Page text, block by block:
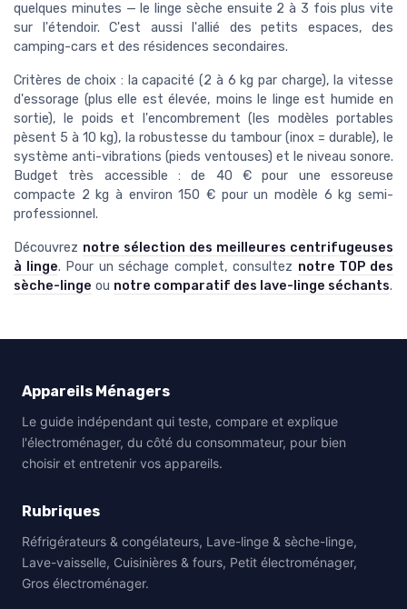
quelques minutes — le linge sèche ensuite 2 à 3 fois plus vite
sur l'étendoir. C'est aussi l'allié des petits espaces, des
camping-cars et des résidences secondaires.
Critères de choix : la capacité (2 à 6 kg par charge), la vitesse
d'essorage (plus elle est élevée, moins le linge est humide en
sortie), le poids et l'encombrement (les modèles portables
pèsent 5 à 10 kg), la robustesse du tambour (inox = durable), le
système anti-vibrations (pieds ventouses) et le niveau sonore.
Budget très accessible : de 40 € pour une essoreuse
compacte 2 kg à environ 150 € pour un modèle 6 kg semi-
professionnel.
Découvrez notre sélection des meilleures centrifugeuses
à linge. Pour un séchage complet, consultez notre TOP des
sèche-linge ou notre comparatif des lave-linge séchants.
Appareils Ménagers
Le guide indépendant qui teste, compare et explique
l'électroménager, du côté du consommateur, pour bien
choisir et entretenir vos appareils.
Rubriques
Réfrigérateurs & congélateurs, Lave-linge & sèche-linge,
Lave-vaisselle, Cuisinières & fours, Petit électroménager,
Gros électroménager.